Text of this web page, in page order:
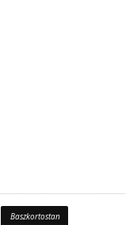
Baszkortostan